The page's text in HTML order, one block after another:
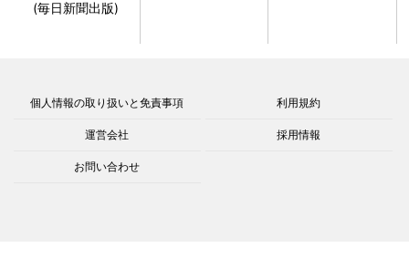
(毎日新聞出版)
個人情報の取り扱いと免責事項 利用規約
運営会社 採用情報
お問い合わせ